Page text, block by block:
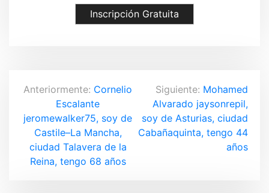
Inscripción Gratuita
N
a
v
e
Anteriormente: Cornelio
Escalante
jeromewalker75, soy de
Castile–La Mancha,
ciudad Talavera de la
Reina, tengo 68 años
Siguiente: Mohamed
Alvarado jaysonrepil,
soy de Asturias, ciudad
Cabañaquinta, tengo 44
años